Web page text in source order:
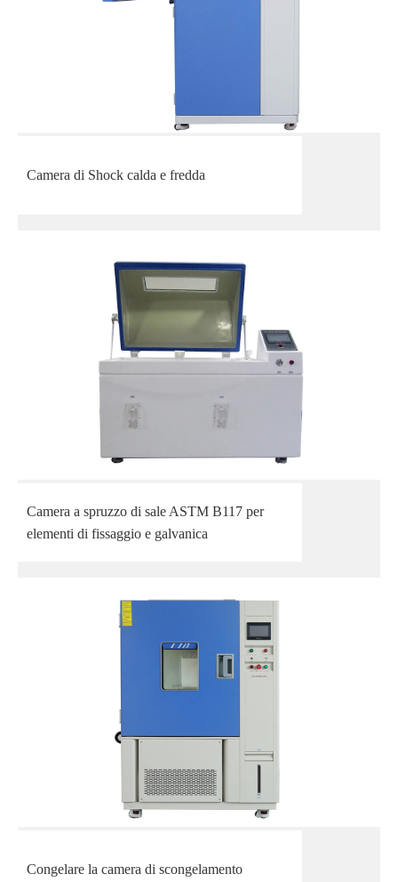
Camera di Shock calda e fredda
Camera a spruzzo di sale ASTM B117 per
elementi di fissaggio e galvanica
Congelare la camera di scongelamento